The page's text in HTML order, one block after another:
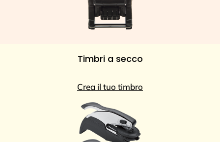
Timbri a secco
Crea il tuo timbro